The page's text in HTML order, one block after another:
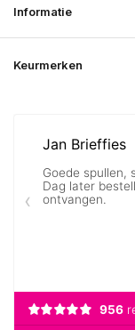
Informatie
Keurmerken